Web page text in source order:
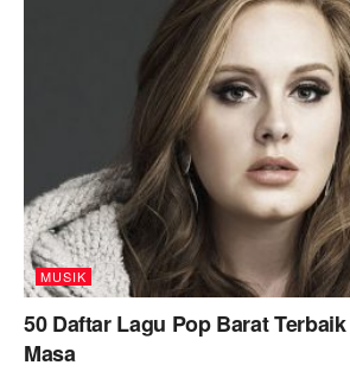
MUSIK
50 Daftar Lagu Pop Barat
Masa